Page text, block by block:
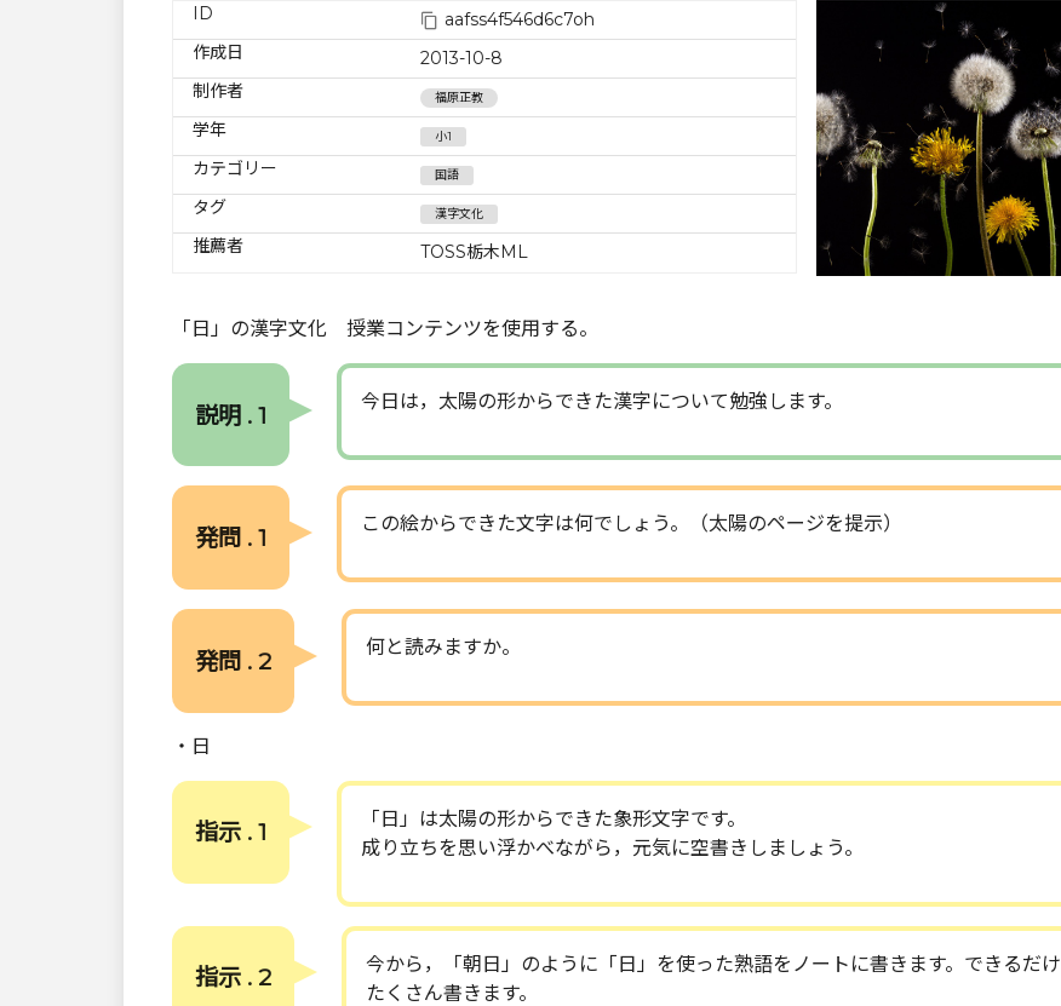
ID
aafss4f546d6c7oh
作成日
2013-10-8
制作者
福原正教
学年 小1
カテゴリー 国語
タグ 漢字文化
推薦者 TOSS栃木ML
「日」の漢字文化 授業コンテンツを使用する。
説明 . 1 今日は，太陽の形からできた漢字について勉強します。
発問 . 1 この絵からできた文字は何でしょう。（太陽のページを提示）
発問 . 2 何と読みますか。
・日
指示 . 1
「日」は太陽の形からできた象形文字です。
成り立ちを思い浮かべながら，元気に空書きしましょう。
指示 . 2
今から，「朝日」のように「日」を使った熟語をノートに書きます。できるだけ
たくさん書きます。